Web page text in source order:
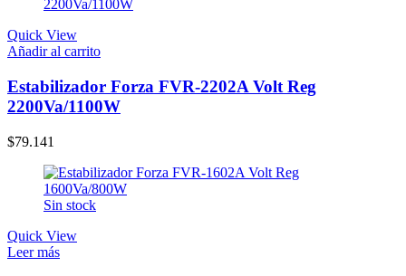
Quick View
Añadir al carrito
Estabilizador Forza FVR-2202A Volt Reg
2200Va/1100W
$79.141
Sin stock
Quick View
Leer más